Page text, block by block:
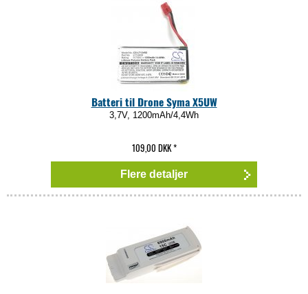
Batteri til Drone Syma X5UW
3,7V, 1200mAh/4,4Wh
109,00 DKK*
Flere detaljer